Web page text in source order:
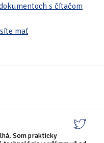
s čítačom
mať
Som prakticky